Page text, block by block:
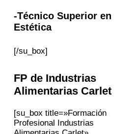
-Técnico Superior en
Estética
[/su_box]
FP de Industrias
Alimentarias Carlet
[su_box title=»Formación
Profesional Industrias